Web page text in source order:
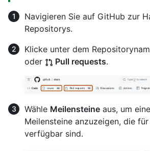
Navigieren Sie auf GitHub zur
Repositorys.
Klicke unter dem
oder
Pull requests.
Wähle Meilensteine aus, um
Meilensteine anzuzeigen, die
verfügbar sind.